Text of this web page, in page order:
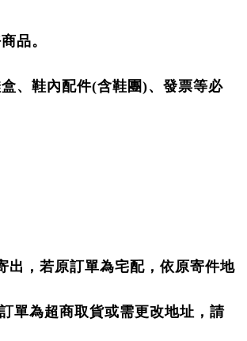
品。
、鞋內配件(含鞋團)、發票等必
出，若原訂單為宅配，依原寄件地
單為超商取貨或需更改地址，請